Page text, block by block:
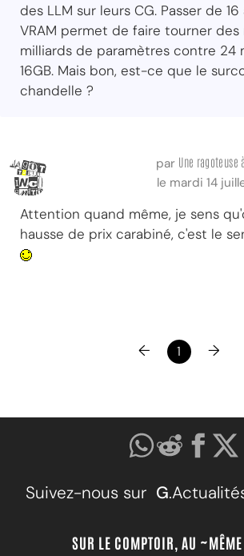
des LLM sur leurs CG. Passer de
VRAM permet de faire tourner
milliards de paramètres contre 24
16GB. Mais bon, est-ce que le
chandelle ?
par Une
le mardi 14
Attention quand même, je sens
hausse de prix carabiné, c'est le
← 1 →
Suivez-nous sur G
SUR LE COMPTOIR, AU